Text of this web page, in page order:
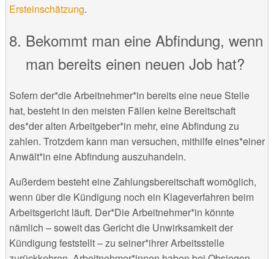
Ersteinschätzung.
Bekommt man eine Abfindung, wenn
man bereits einen neuen Job hat?
Sofern der*die Arbeitnehmer*in bereits eine neue Stelle
hat, besteht in den meisten Fällen keine Bereitschaft
des*der alten Arbeitgeber*in mehr, eine Abfindung zu
zahlen. Trotzdem kann man versuchen, mithilfe eines*einer
Anwält*in eine Abfindung auszuhandeln.
Außerdem besteht eine Zahlungsbereitschaft womöglich,
wenn über die Kündigung noch ein Klageverfahren beim
Arbeitsgericht läuft. Der*Die Arbeitnehmer*in könnte
nämlich – soweit das Gericht die Unwirksamkeit der
Kündigung feststellt – zu seiner*ihrer Arbeitsstelle